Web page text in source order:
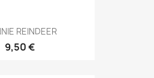
REINDEER
9,50 €